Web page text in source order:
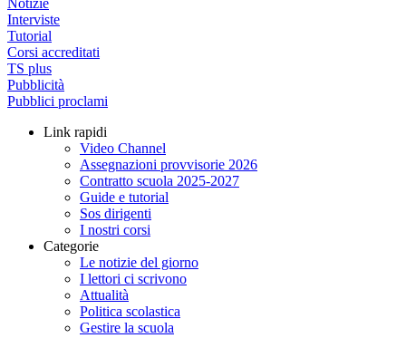
Notizie
Interviste
Tutorial
Corsi accreditati
TS plus
Pubblicità
Pubblici proclami
Link rapidi
Video Channel
Assegnazioni provvisorie 2026
Contratto scuola 2025-2027
Guide e tutorial
Sos dirigenti
I nostri corsi
Categorie
Le notizie del giorno
I lettori ci scrivono
Attualità
Politica scolastica
Gestire la scuola